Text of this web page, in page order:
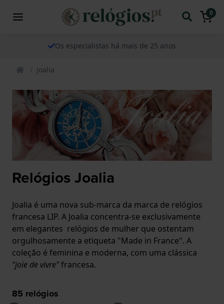
0
Os especialistas há mais de 25 anos
Joalia
Relógios Joalia
Joalia é uma nova sub-marca da marca de relógios
francesa LIP. A Joalia concentra-se exclusivamente
em elegantes relógios de mulher que ostentam
orgulhosamente a etiqueta "Made in France". A
coleção é feminina e moderna, com uma clássica
"joie de vivre"francesa.
85 relógios